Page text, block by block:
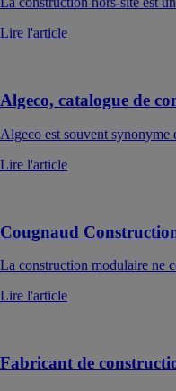
Lire l'article
Algeco, catalogue de
Algeco est souvent synonyme
Lire l'article
Cougnaud
La construction modulaire ne
Lire l'article
Fabricant de